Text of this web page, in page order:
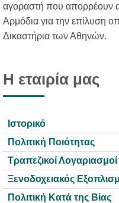
αγοραστή που απορρέουν
Αρμόδια για την επίλυση
Δικαστήρια των Αθηνών.
Η εταιρία μας
Ιστορικό
Πολιτική Ποιότητας
Τραπεζικοί Λογαριασμοί
Ξενοδοχειακός
Πολιτική Κατά της Βίας